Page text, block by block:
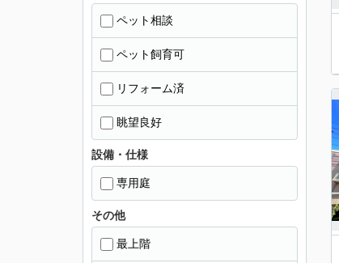
ペット相談
ペット飼育可
リフォーム済
眺望良好
設備・仕様
専用庭
その他
最上階